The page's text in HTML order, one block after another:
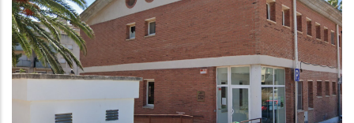
Visita Virtual A La Seu De L'Arxiu
Comarcal Del Baix Penedès
Altres